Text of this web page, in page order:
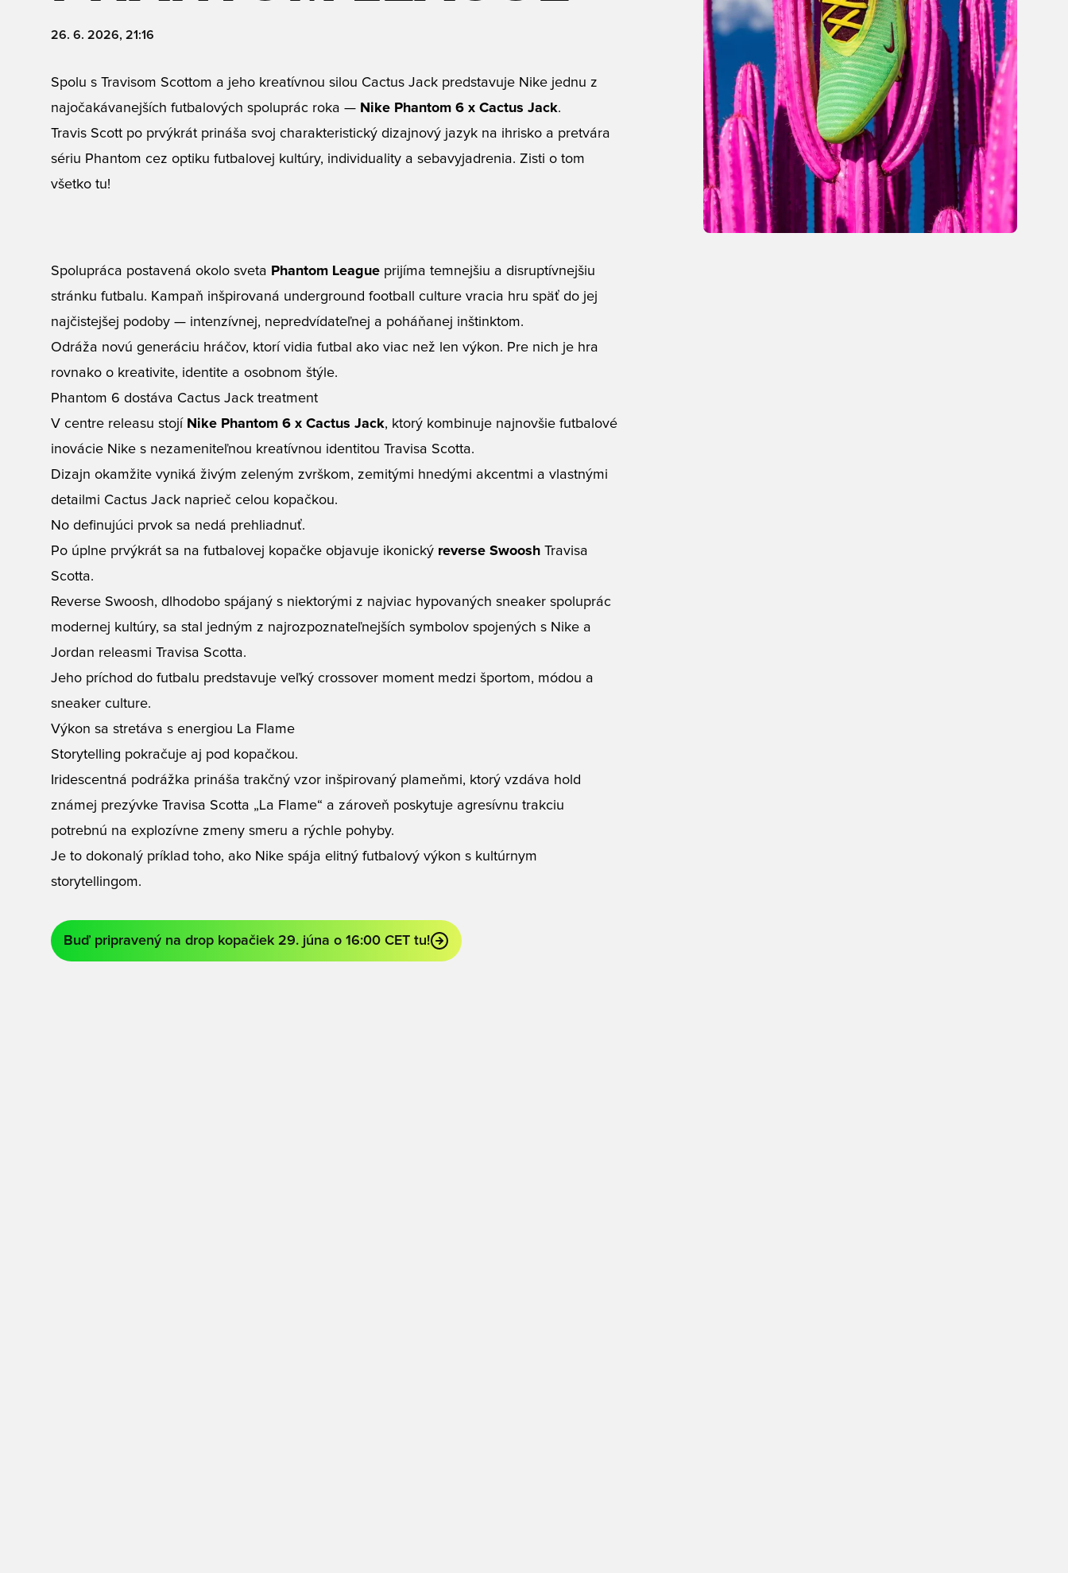
26. 6. 2026, 21:16
Spolu s Travisom Scottom a jeho kreatívnou silou Cactus Jack predstavuje Nike jednu z
najočakávanejších futbalových spoluprác roka — Nike Phantom 6 x Cactus Jack.
Travis Scott po prvýkrát prináša svoj charakteristický dizajnový jazyk na ihrisko a pretvára
sériu Phantom cez optiku futbalovej kultúry, individuality a sebavyjadrenia. Zisti o tom
všetko tu!
Spolupráca postavená okolo sveta Phantom League prijíma temnejšiu a disruptívnejšiu
stránku futbalu. Kampaň inšpirovaná underground football culture vracia hru späť do jej
najčistejšej podoby — intenzívnej, nepredvídateľnej a poháňanej inštinktom.
Odráža novú generáciu hráčov, ktorí vidia futbal ako viac než len výkon. Pre nich je hra
rovnako o kreativite, identite a osobnom štýle.
Phantom 6 dostáva Cactus Jack treatment
V centre releasu stojí Nike Phantom 6 x Cactus Jack, ktorý kombinuje najnovšie futbalové
inovácie Nike s nezameniteľnou kreatívnou identitou Travisa Scotta.
Dizajn okamžite vyniká živým zeleným zvrškom, zemitými hnedými akcentmi a vlastnými
detailmi Cactus Jack naprieč celou kopačkou.
No definujúci prvok sa nedá prehliadnuť.
Po úplne prvýkrát sa na futbalovej kopačke objavuje ikonický reverse Swoosh Travisa
Scotta.
Reverse Swoosh, dlhodobo spájaný s niektorými z najviac hypovaných sneaker spoluprác
modernej kultúry, sa stal jedným z najrozpoznateľnejších symbolov spojených s Nike a
Jordan releasmi Travisa Scotta.
Jeho príchod do futbalu predstavuje veľký crossover moment medzi športom, módou a
sneaker culture.
Výkon sa stretáva s energiou La Flame
Storytelling pokračuje aj pod kopačkou.
Iridescentná podrážka prináša trakčný vzor inšpirovaný plameňmi, ktorý vzdáva hold
známej prezývke Travisa Scotta „La Flame“ a zároveň poskytuje agresívnu trakciu
potrebnú na explozívne zmeny smeru a rýchle pohyby.
Je to dokonalý príklad toho, ako Nike spája elitný futbalový výkon s kultúrnym
storytellingom.
Buď pripravený na drop kopačiek 29. júna o 16:00 CET tu!